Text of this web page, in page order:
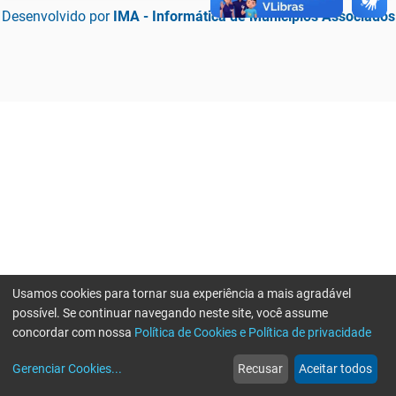
Desenvolvido por IMA - Informática de Municípios Associados
web
Notícias
more_horiz
Mais
Usamos cookies para tornar sua experiência a mais agradável
possível. Se continuar navegando neste site, você assume
concordar com nossa Política de Cookies e Política de privacidade
Gerenciar Cookies... Recusar Aceitar todos
Erro ao enviar informações, por favor tente novamente